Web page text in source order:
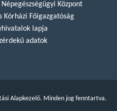
Központ
Kórházi Főigazgatóság
lapja
adatok
Alapkezelő. Minden jog fenntartva.